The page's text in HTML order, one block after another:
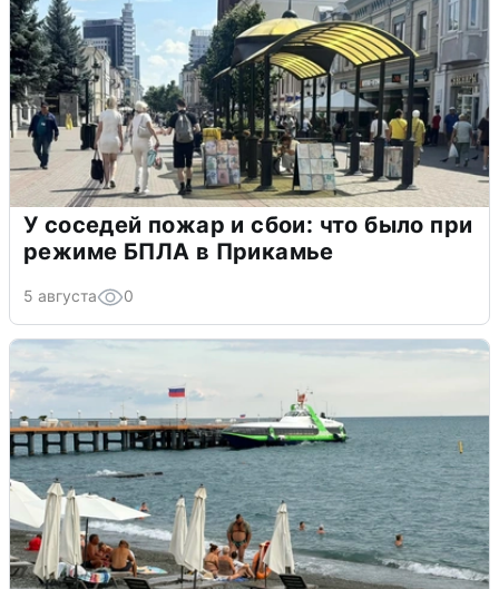
У соседей пожар и сбои: что было при
режиме БПЛА в Прикамье
5 августа 0